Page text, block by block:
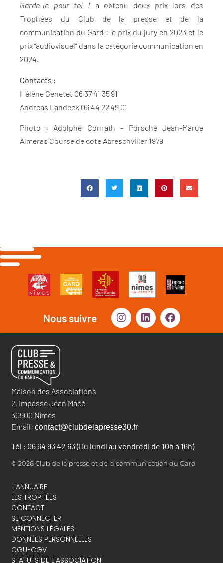
Garde-le pour toi ! a obtenu deux prix lors des
Trophées du Club de la presse et de la
communication du Gard : le prix du jury en 2023 et le
prix “audiovisuel” dans la catégorie communication en
2024.
Contacts :
Hélène Genetet 06 37 41 35 91
Andreas Landeck 06 44 22 49 01
Photo : Adolphe Conrath – Porsche Jean-Marue
Almeras Course de cote Abreschviller 1979
Nous suivre
Maison des Associations
2, impasse Jean Macé
30900 Nîmes
Email: contact@clubdelapresse30.fr
Tél : 06 64 93 42 63 (Du lundi au vendredi de 10h à 16h)
© 2026 Club de la presse et de la communication du Gard
L'ANNUAIRE
LES TROPHÉES
CONTACT
SE CONNECTER
MENTIONS LÉGALES
DONNÉES PERSONNELLES
CGU-CGV
STATUTS DE L'ASSOCIATION